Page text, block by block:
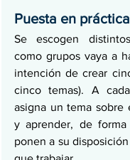
Puesta en práctica
Se escogen
como grupos vaya a
intención de crear
cinco temas). A
asigna un tema sobre
y aprender, de
ponen a su